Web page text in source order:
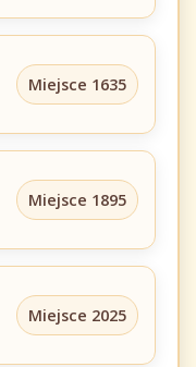
Miejsce 1635
Miejsce 1895
Miejsce 2025